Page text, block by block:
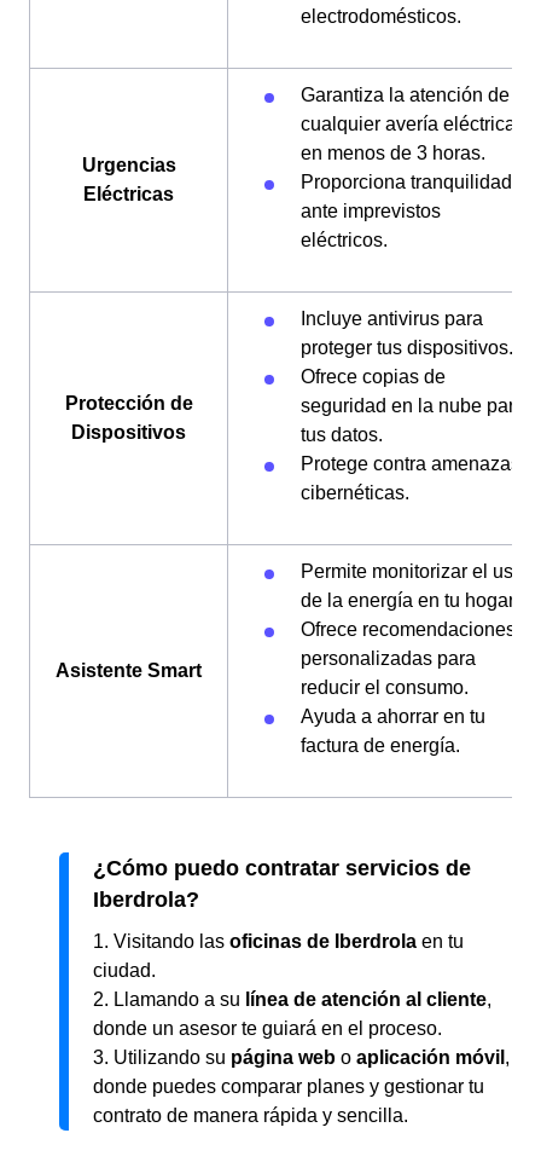
electrodomésticos.
Urgencias
Eléctricas
Garantiza la atención de
cualquier avería eléctrica
en menos de 3 horas.
Proporciona tranquilidad
ante imprevistos
eléctricos.
Protección de
Dispositivos
Incluye antivirus para
proteger tus dispositivos.
Ofrece copias de
seguridad en la nube para
tus datos.
Protege contra amenazas
cibernéticas.
Asistente Smart
Permite monitorizar el uso
de la energía en tu hogar.
Ofrece recomendaciones
personalizadas para
reducir el consumo.
Ayuda a ahorrar en tu
factura de energía.
¿Cómo puedo contratar servicios de
Iberdrola?
1. Visitando las oficinas de Iberdrola en tu
ciudad.
2. Llamando a su línea de atención al cliente,
donde un asesor te guiará en el proceso.
3. Utilizando su página web o aplicación móvil ,
donde puedes comparar planes y gestionar tu
contrato de manera rápida y sencilla.